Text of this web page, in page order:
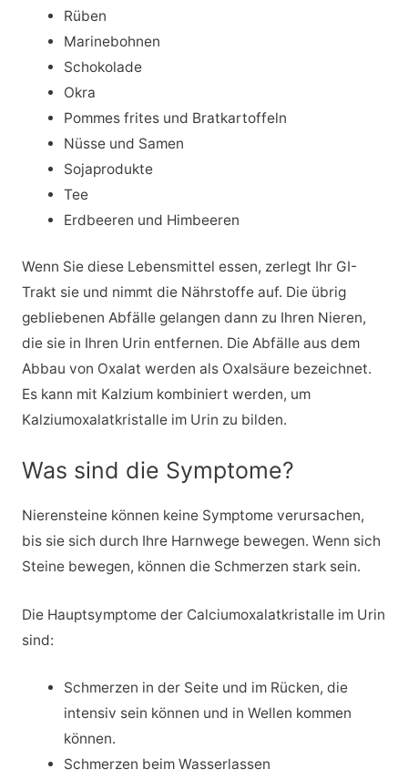
Rüben
Marinebohnen
Schokolade
Okra
Pommes frites und Bratkartoffeln
Nüsse und Samen
Sojaprodukte
Tee
Erdbeeren und Himbeeren
Wenn Sie diese Lebensmittel essen, zerlegt Ihr GI-
Trakt sie und nimmt die Nährstoffe auf. Die übrig
gebliebenen Abfälle gelangen dann zu Ihren Nieren,
die sie in Ihren Urin entfernen. Die Abfälle aus dem
Abbau von Oxalat werden als Oxalsäure bezeichnet.
Es kann mit Kalzium kombiniert werden, um
Kalziumoxalatkristalle im Urin zu bilden.
Was sind die Symptome?
Nierensteine können keine Symptome verursachen,
bis sie sich durch Ihre Harnwege bewegen. Wenn sich
Steine bewegen, können die Schmerzen stark sein.
Die Hauptsymptome der Calciumoxalatkristalle im Urin
sind:
Schmerzen in der Seite und im Rücken, die
intensiv sein können und in Wellen kommen
können.
Schmerzen beim Wasserlassen